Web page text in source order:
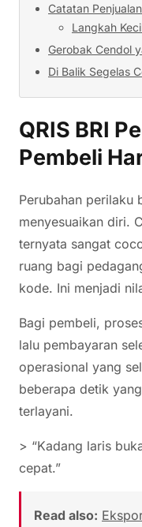
Catatan
Langkah
Gerobak Cendol
Di Balik Segelas
QRIS BRI
Pembeli
Perubahan perilaku
menyesuaikan diri.
ternyata sangat
ruang bagi
kode. Ini menjadi
Bagi pembeli,
lalu pembayaran
operasional yang
beberapa detik
terlayani.
> “Kadang laris
cepat.”
Read also: